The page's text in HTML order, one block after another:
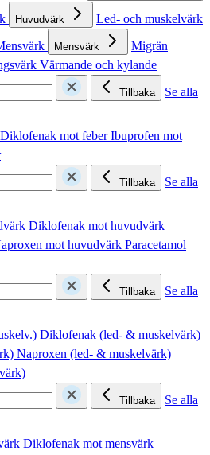
Huvudvärk Led- och muskelvärk
Mensvärk
Migrän
Värmande och kylande
Tillbaka
Se alla
Diklofenak mot feberIbuprofen mot
Tillbaka
Se alla
Diklofenak mot huvudvärk
mot huvudvärk Paracetamol
Tillbaka
Se alla
Diklofenak (led- & muskelvärk)
Naproxen (led- & muskelvärk)
Tillbaka
Se alla
Diklofenak mot mensvärk